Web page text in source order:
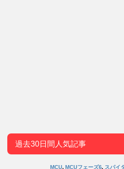
過去30日間人気記事